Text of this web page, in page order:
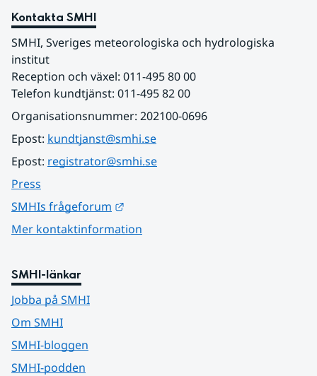
Kontakta SMHI
SMHI, Sveriges meteorologiska och hydrologiska
institut
Reception och växel: 011-495 80 00
Telefon kundtjänst: 011-495 82 00
Organisationsnummer: 202100-0696
Epost: kundtjanst@smhi.se
Epost: registrator@smhi.se
Press
SMHIs frågeforum
Mer kontaktinformation
SMHI-länkar
Jobba på SMHI
Om SMHI
SMHI-bloggen
SMHI-podden